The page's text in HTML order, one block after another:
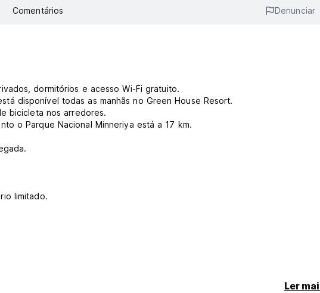
Comentários Denunciar
dormitórios e acesso Wi-Fi gratuito.
disponível todas as manhãs no Green House Resort.
bicicleta nos arredores.
o Parque Nacional Minneriya está a 17 km.
limitado.
Ler